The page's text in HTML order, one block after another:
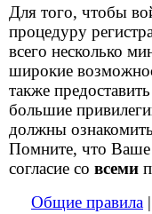
Для того, чтобы
процедуру
всего несколько
широкие
также
большие
должны
Помните, что Ваше
согласие со всеми
Общие правила |